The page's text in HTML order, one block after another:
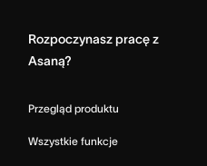
Rozpoczynasz pracę z
Asaną?
Przegląd produktu
Wszystkie funkcje